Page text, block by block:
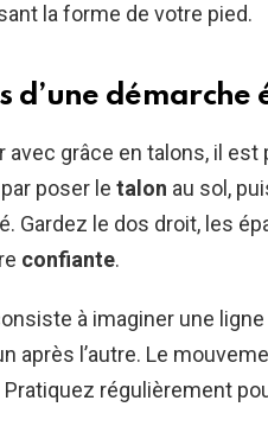
la forme de votre pied.
d’une
avec grâce en talons, il est
poser le talon au sol,
Gardez le dos droit, les
confiante.
à imaginer une
après l’autre. Le
Pratiquez régulièrement